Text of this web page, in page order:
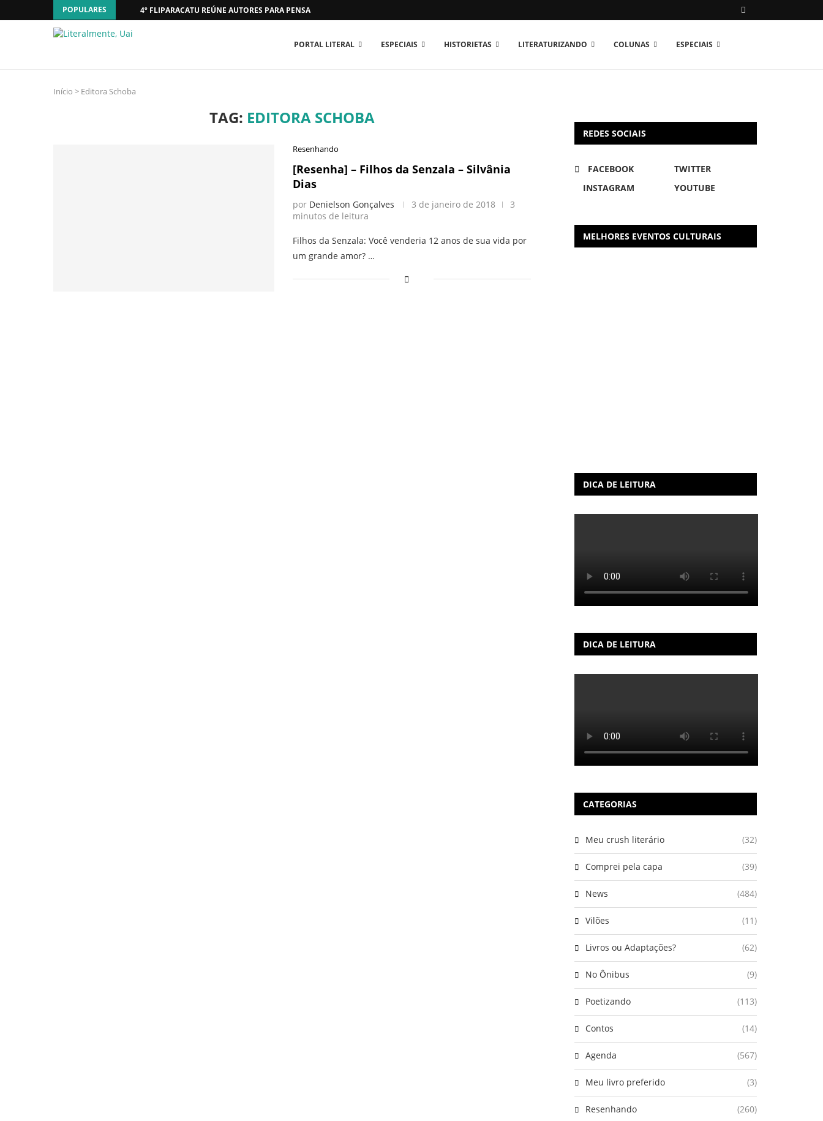
POPULARES 4º FLIPARACATU REÚNE AUTORES PARA PENSAR O MUNDO...
PORTAL LITERAL ESPECIAIS HISTORIETAS LITERATURIZANDO COLUNAS ESPECIAIS
Início > Editora Schoba
TAG: EDITORA SCHOBA
Resenhando
[Resenha] – Filhos da Senzala – Silvânia
Dias
por Denielson Gonçalves 3 de janeiro de 2018
3
minutos de leitura
Filhos da Senzala: Você venderia 12 anos de sua vida por
um grande amor? …
REDES SOCIAIS
FACEBOOK
TWITTER
INSTAGRAM
YOUTUBE
MELHORES EVENTOS CULTURAIS
DICA DE LEITURA
DICA DE LEITURA
CATEGORIAS
Meu crush literário (32)
Comprei pela capa (39)
News (484)
Vilões (11)
Livros ou Adaptações? (62)
No Ônibus (9)
Poetizando (113)
Contos (14)
Agenda (567)
Meu livro preferido (3)
Resenhando (260)